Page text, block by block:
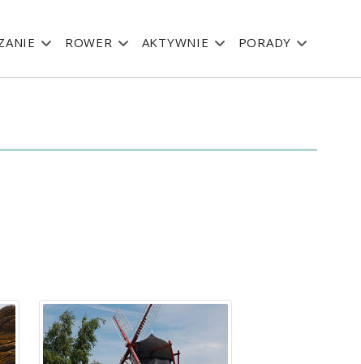
ROWER AKTYWNIE PORADY